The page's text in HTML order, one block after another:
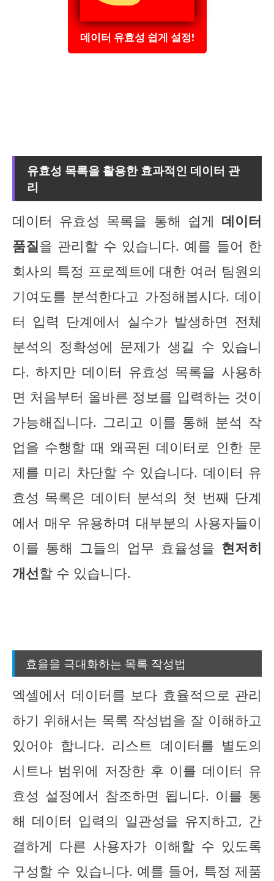
데이터 유효성 쉽게 설정!
유효성 목록을 활용한 효과적인 데이터 관
리
데이터 유효성 목록을 통해 쉽게 데이터
품질을 관리할 수 있습니다. 예를 들어 한
회사의 특정 프로젝트에 대한 여러 팀원의
기여도를 분석한다고 가정해봅시다. 데이
터 입력 단계에서 실수가 발생하면 전체
분석의 정확성에 문제가 생길 수 있습니
다. 하지만 데이터 유효성 목록을 사용하
면 처음부터 올바른 정보를 입력하는 것이
가능해집니다. 그리고 이를 통해 분석 작
업을 수행할 때 왜곡된 데이터로 인한 문
제를 미리 차단할 수 있습니다. 데이터 유
효성 목록은 데이터 분석의 첫 번째 단계
에서 매우 유용하며 대부분의 사용자들이
이를 통해 그들의 업무 효율성을 현저히
개선할 수 있습니다.
효율을 극대화하는 목록 작성법
엑셀에서 데이터를 보다 효율적으로 관리
하기 위해서는 목록 작성법을 잘 이해하고
있어야 합니다. 리스트 데이터를 별도의
시트나 범위에 저장한 후 이를 데이터 유
효성 설정에서 참조하면 됩니다. 이를 통
해 데이터 입력의 일관성을 유지하고, 간
결하게 다른 사용자가 이해할 수 있도록
구성할 수 있습니다. 예를 들어, 특정 제품